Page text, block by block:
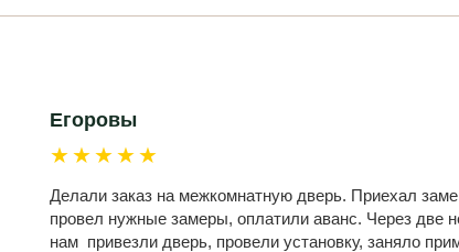
Егоровы
★★★★★
Делали заказ на межкомнатную дверь. Приехал
провел нужные замеры, оплатили аванс. Через две
нам привезли дверь, провели установку, заняло